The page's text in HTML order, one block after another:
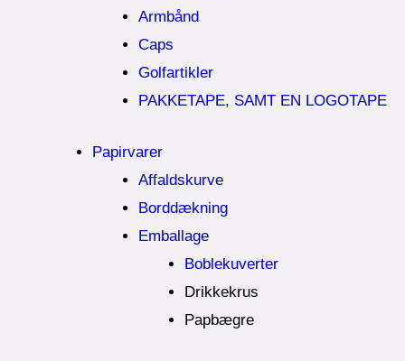
Armbånd
Caps
Golfartikler
PAKKETAPE, SAMT EN LOGOTAPE
Papirvarer
Affaldskurve
Borddækning
Emballage
Boblekuverter
Drikkekrus
Papbægre